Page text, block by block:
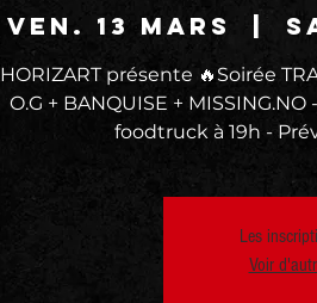
ven. 13 mars
HORIZART présente 🔥Soirée
O.G + BANQUISE +
foodtruck à 19h -
Les
Voir